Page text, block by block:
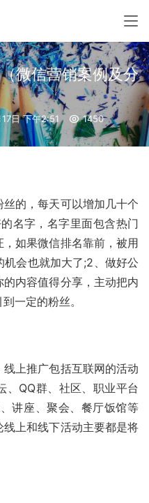
微信营销案例及分
日 下午2:51 1450
的，每天可以增加几十个
名字，名字里面包含热门
，如果微信排名靠前，被用
机会也就加大了;2、做好公
内容值得分享，主动把内
一定的粉丝。
上推广包括互联网的活动
、QQ群、社区、职业平台
讲座、聚会、餐厅饭馆等
上和线下活动主要都是将